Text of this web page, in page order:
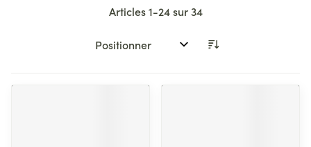
Articles1-24sur34
Trier par: